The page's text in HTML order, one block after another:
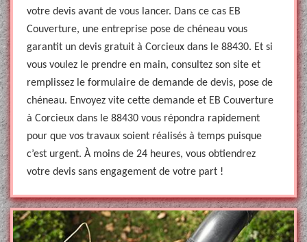
votre devis avant de vous lancer. Dans ce cas EB
Couverture, une entreprise pose de chéneau vous
garantit un devis gratuit à Corcieux dans le 88430. Et si
vous voulez le prendre en main, consultez son site et
remplissez le formulaire de demande de devis, pose de
chéneau. Envoyez vite cette demande et EB Couverture
à Corcieux dans le 88430 vous répondra rapidement
pour que vos travaux soient réalisés à temps puisque
c’est urgent. À moins de 24 heures, vous obtiendrez
votre devis sans engagement de votre part !